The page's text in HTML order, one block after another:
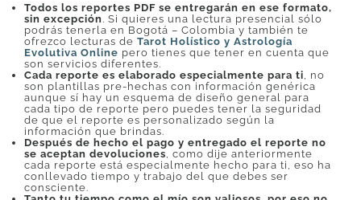
Todos los reportes PDF se entregarán en ese formato,
sin excepción. Si quieres una lectura presencial sólo
podrás tenerla en Bogotá – Colombia y también te
ofrezco lecturas de Tarot Holístico y Astrología
Evolutiva Online pero tienes que tener en cuenta que
son servicios diferentes.
Cada reporte es elaborado especialmente para ti , no
son plantillas pre-hechas con información genérica
aunque sí hay un esquema de diseño general para
cada tipo de reporte pero puedes tener la seguridad
de que el reporte es personalizado según la
información que brindas.
Después de hecho el pago y entregado el reporte no
se aceptan devoluciones , como dije anteriormente
cada reporte está especialmente hecho para ti, eso ha
conllevado tiempo y trabajo del que debes ser
consciente.